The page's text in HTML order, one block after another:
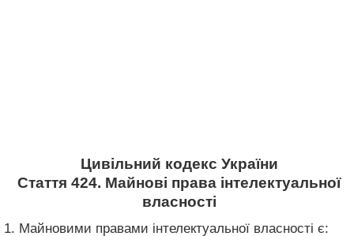
Цивільний кодекс України
Стаття 424. Майнові права інтелектуальної
власності
1. Майновими правами інтелектуальної власності є: